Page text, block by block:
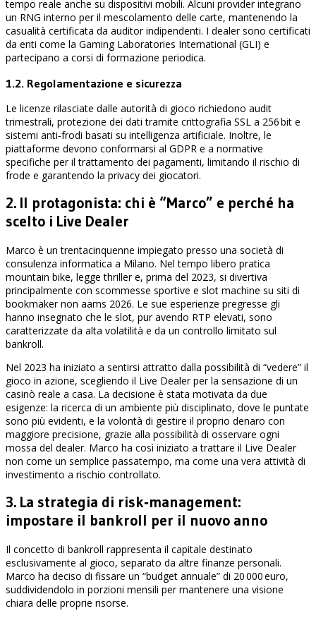
tempo reale anche su dispositivi mobili. Alcuni provider integrano
un RNG interno per il mescolamento delle carte, mantenendo la
casualità certificata da auditor indipendenti. I dealer sono certificati
da enti come la Gaming Laboratories International (GLI) e
partecipano a corsi di formazione periodica.
1.2. Regolamentazione e sicurezza
Le licenze rilasciate dalle autorità di gioco richiedono audit
trimestrali, protezione dei dati tramite crittografia SSL a 256 bit e
sistemi anti‑frodi basati su intelligenza artificiale. Inoltre, le
piattaforme devono conformarsi al GDPR e a normative
specifiche per il trattamento dei pagamenti, limitando il rischio di
frode e garantendo la privacy dei giocatori.
2. Il protagonista: chi è “Marco” e perché ha
scelto i Live Dealer
Marco è un trentacinquenne impiegato presso una società di
consulenza informatica a Milano. Nel tempo libero pratica
mountain bike, legge thriller e, prima del 2023, si divertiva
principalmente con scommesse sportive e slot machine su siti di
bookmaker non aams 2026. Le sue esperienze pregresse gli
hanno insegnato che le slot, pur avendo RTP elevati, sono
caratterizzate da alta volatilità e da un controllo limitato sul
bankroll.
Nel 2023 ha iniziato a sentirsi attratto dalla possibilità di “vedere” il
gioco in azione, scegliendo il Live Dealer per la sensazione di un
casinò reale a casa. La decisione è stata motivata da due
esigenze: la ricerca di un ambiente più disciplinato, dove le puntate
sono più evidenti, e la volontà di gestire il proprio denaro con
maggiore precisione, grazie alla possibilità di osservare ogni
mossa del dealer. Marco ha così iniziato a trattare il Live Dealer
non come un semplice passatempo, ma come una vera attività di
investimento a rischio controllato.
3. La strategia di risk‑management:
impostare il bankroll per il nuovo anno
Il concetto di bankroll rappresenta il capitale destinato
esclusivamente al gioco, separato da altre finanze personali.
Marco ha deciso di fissare un “budget annuale” di 20 000 euro,
suddividendolo in porzioni mensili per mantenere una visione
chiara delle proprie risorse.